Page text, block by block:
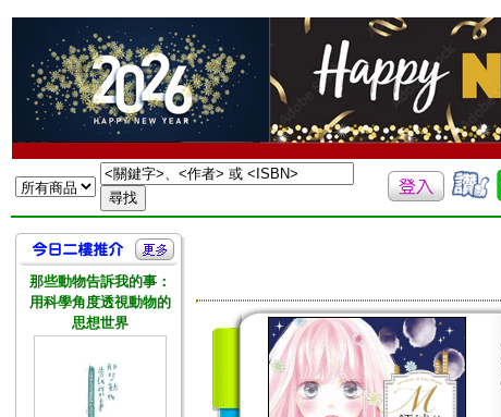
那些動物告訴我的事：
用科學角度透視動物的
思想世界